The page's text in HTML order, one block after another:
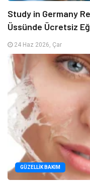
Study in Germany
Üssünde Ücretsiz
24 Haz 2026, Çar
GÜZELLIK BAKIM